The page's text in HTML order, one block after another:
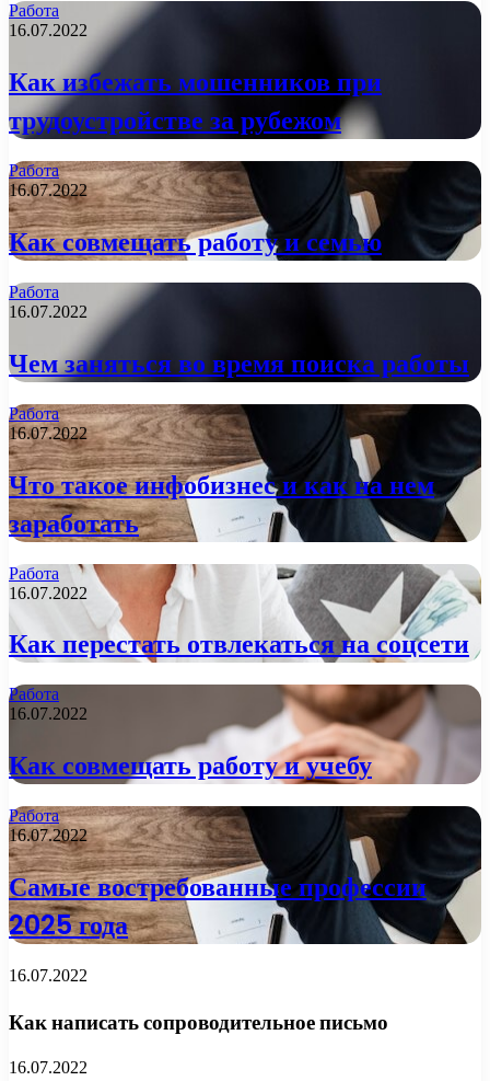
Работа
16.07.2022
Как избежать мошенников при
трудоустройстве за рубежом
Работа
16.07.2022
Как совмещать работу и семью
Работа
16.07.2022
Чем заняться во время поиска работы
Работа
16.07.2022
Что такое инфобизнес и как на нем
заработать
Работа
16.07.2022
Как перестать отвлекаться на соцсети
Работа
16.07.2022
Как совмещать работу и учебу
Работа
16.07.2022
Самые востребованные профессии
2025 года
16.07.2022
Как написать сопроводительное письмо
16.07.2022